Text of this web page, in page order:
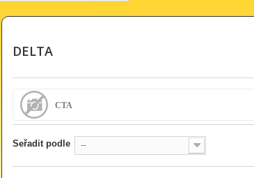
DELTA
CTA
Seřadit podle --